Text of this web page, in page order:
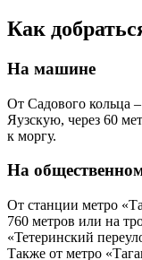
Как
На машине
От Садового кольца
Яузскую, через 60
к моргу.
На
От станции метро
760 метров или на
«Тетеринский
Также от метро